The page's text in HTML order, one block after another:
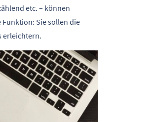
etc. – können
Funktion: Sie sollen die
erleichtern.